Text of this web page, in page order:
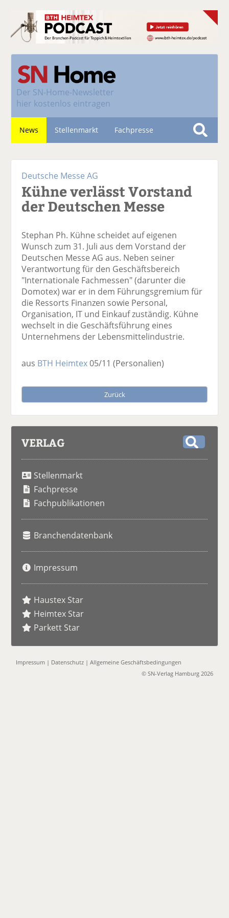
Der SN-Home-Newsletter
hier kostenlos eintragen
News Stellenmarkt Fachpresse
S
e
Deutsche Messe AG
Kühne verlässt Vorstand
der Deutschen Messe
Stephan Ph. Kühne scheidet auf eigenen
Wunsch zum 31. Juli aus dem Vorstand der
Deutschen Messe AG aus. Neben seiner
Verantwortung für den Geschäftsbereich
"Internationale Fachmessen" (darunter die
Domotex) war er in dem Führungsgremium für
die Ressorts Finanzen sowie Personal,
Organisation, IT und Einkauf zuständig. Kühne
wechselt in die Geschäftsführung eines
Unternehmens der Lebensmittelindustrie.
aus BTH Heimtex05/11(Personalien)
Zurück
VERLAG
Stellenmarkt
Fachpresse
Fachpublikationen
Branchendatenbank
Impressum
Haustex Star
Heimtex Star
Parkett Star
Impressum | Datenschutz |Allgemeine Geschäftsbedingungen
© SN-Verlag Hamburg 2026